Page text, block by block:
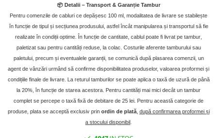
Structura acoperis tigla
Structura acoperis tabla
Structura acoperis plat
IBC
IBC Top Fix 200
K2-Systems GmbH
Accesorii
📦 Detalii – Transport & Garanție Tambur
Pentru comenzile de cabluri ce depășesc 100 ml, modalitatea de livrare se stabilește
în funcție de tipul și secțiunea produsului, astfel încât manipularea și transportul să fie
realizate în condiții optime. În funcție de cantitate, cablul poate fi livrat pe tambur
paletizat sau pentru cantități reduse, la colac. Costurile aferente tamburului sau
paletului, precum și eventualele garanții, se comunică după plasarea comenzii, un
agent de vânzări urmând să confirme disponibilitatea produselor, valoarea proformei și
condițiile finale de livrare. La returul tamburilor se poate aplica o taxă de uzură de până
la 20%, în funcție de starea acestora. Pentru cantități mai mici decât un tambur
complet se percepe o taxă fixă de debitare de 25 lei. Pentru această categorie de
produse, plata se acceptă exclusiv prin ordin de plată, după confirmarea proformei și
a stocului disponibil